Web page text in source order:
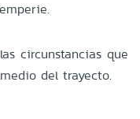
circunstancias que
del trayecto.